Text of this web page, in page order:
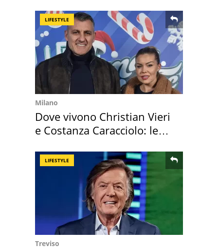
LIFESTYLE
Milano
Dove vivono Christian Vieri
e Costanza Caracciolo: le
LIFESTYLE
Treviso